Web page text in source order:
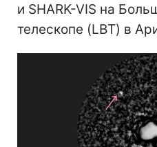
и SHARK-VIS на
телескопе (LBT) в